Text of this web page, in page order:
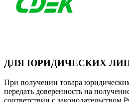
ДЛЯ ЮРИДИЧЕСКИХ
При получении товара
передать доверенность на
соответствии с законодательством